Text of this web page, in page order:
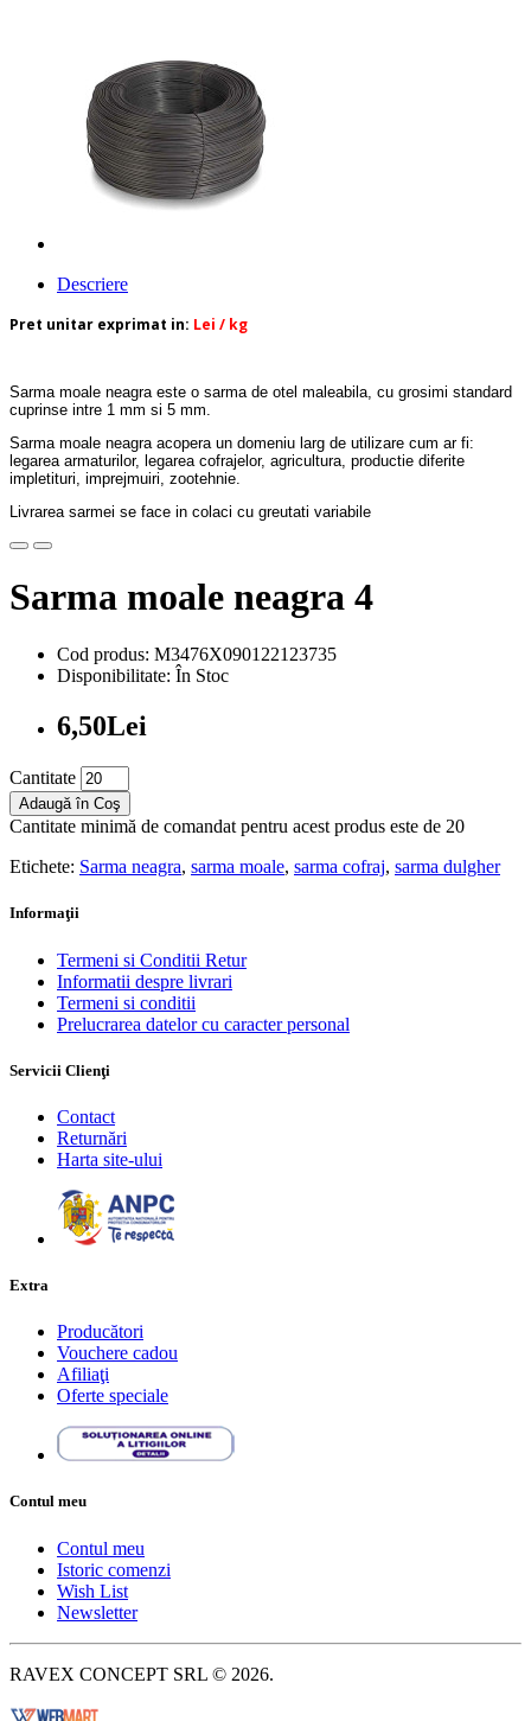
Descriere
Pret unitar exprimat in: Lei / kg
Sarma moale neagra este o sarma de otel maleabila, cu grosimi standard
cuprinse intre 1 mm si 5 mm.
Sarma moale neagra acopera un domeniu larg de utilizare cum ar fi:
legarea armaturilor, legarea cofrajelor, agricultura, productie diferite
impletituri, imprejmuiri, zootehnie.
Livrarea sarmei se face in colaci cu greutati variabile
Sarma moale neagra 4
Cod produs: M3476X090122123735
Disponibilitate: În Stoc
6,50Lei
Cantitate
Adaugă în Coş
Cantitate minimă de comandat pentru acest produs este de 20
Etichete: Sarma neagra, sarma moale, sarma cofraj, sarma dulgher
Informaţii
Termeni si Conditii Retur
Informatii despre livrari
Termeni si conditii
Prelucrarea datelor cu caracter personal
Servicii Clienţi
Contact
Returnări
Harta site-ului
Extra
Producători
Vouchere cadou
Afiliaţi
Oferte speciale
Contul meu
Contul meu
Istoric comenzi
Wish List
Newsletter
RAVEX CONCEPT SRL © 2026.